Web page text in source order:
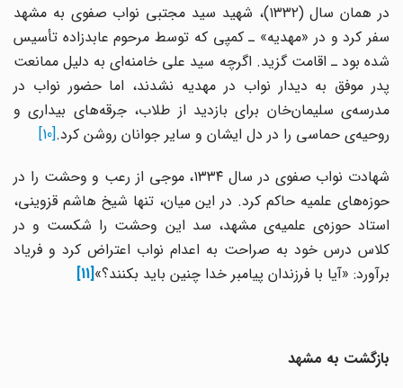
در همان سال (۱۳۳۲)، شهید سید مجتبی نواب صفوی به مشهد
سفر کرد و در «مهدیه» ـ کمپی که توسط مرحوم عابدزاده تأسیس
شده بود ـ اقامت گزید. اگرچه سید علی خامنه‌ای به دلیل ممانعت
پدر موفق به دیدار نواب در مهدیه نشدند، اما حضور نواب در
مدرسه‌ی سلیمان‌خان برای بازدید از طلاب، جرقه‌های بیداری و
روحیه‌ی حماسی را در دل ایشان و سایر جوانان روشن کرد.[10]
شهادت نواب صفوی در سال ۱۳۳۴، موجی از رعب و وحشت را در
حوزه‌های علمیه حاکم کرد. در این میان، تنها شیخ هاشم قزوینی،
استاد حوزه‌ی علمیه‌ی مشهد، سد این وحشت را شکست و در
کلاس درس خود به صراحت به اعدام نواب اعتراض کرد و فریاد
برآورد: «آیا با فرزندان پیامبر خدا چنین باید بکنند؟»[11]
بازگشت به مشهد